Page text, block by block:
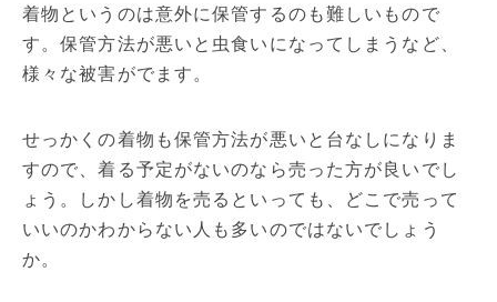
着物というのは意外に保管するのも難しいもので
す。保管方法が悪いと虫食いになってしまうなど、
様々な被害がでます。
せっかくの着物も保管方法が悪いと台なしになりま
すので、着る予定がないのなら売った方が良いでし
ょう。しかし着物を売るといっても、どこで売って
いいのかわからない人も多いのではないでしょう
か。